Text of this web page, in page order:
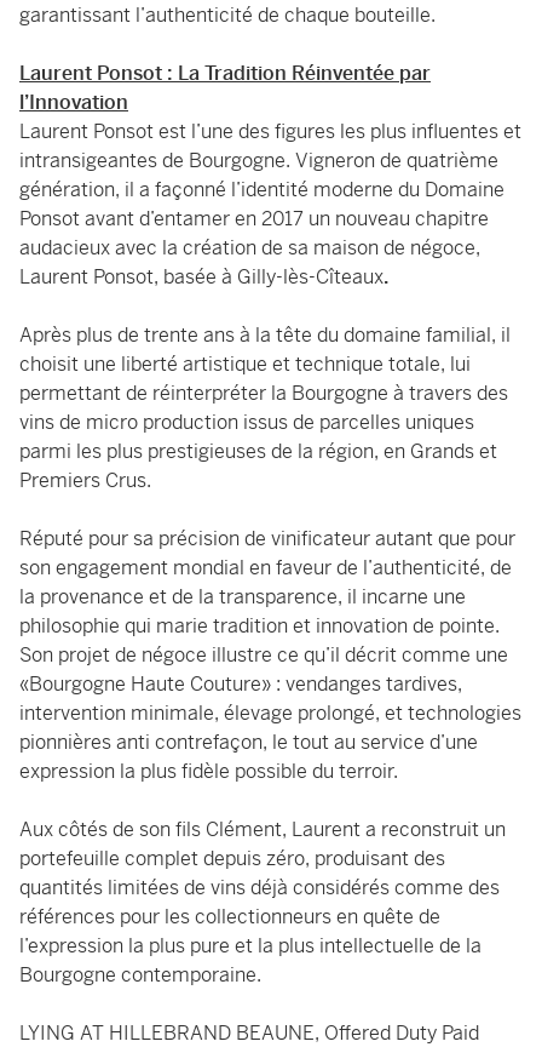
garantissant l’authenticité de chaque bouteille.
Laurent Ponsot : La Tradition Réinventée par
l’Innovation
Laurent Ponsot est l’une des figures les plus influentes et
intransigeantes de Bourgogne. Vigneron de quatrième
génération, il a façonné l’identité moderne du Domaine
Ponsot avant d’entamer en 2017 un nouveau chapitre
audacieux avec la création de sa maison de négoce,
Laurent Ponsot, basée à Gilly-lès-Cîteaux.
Après plus de trente ans à la tête du domaine familial, il
choisit une liberté artistique et technique totale, lui
permettant de réinterpréter la Bourgogne à travers des
vins de micro production issus de parcelles uniques
parmi les plus prestigieuses de la région, en Grands et
Premiers Crus.
Réputé pour sa précision de vinificateur autant que pour
son engagement mondial en faveur de l’authenticité, de
la provenance et de la transparence, il incarne une
philosophie qui marie tradition et innovation de pointe.
Son projet de négoce illustre ce qu’il décrit comme une
«Bourgogne Haute Couture» : vendanges tardives,
intervention minimale, élevage prolongé, et technologies
pionnières anti contrefaçon, le tout au service d’une
expression la plus fidèle possible du terroir.
Aux côtés de son fils Clément, Laurent a reconstruit un
portefeuille complet depuis zéro, produisant des
quantités limitées de vins déjà considérés comme des
références pour les collectionneurs en quête de
l’expression la plus pure et la plus intellectuelle de la
Bourgogne contemporaine.
LYING AT HILLEBRAND BEAUNE, Offered Duty Paid